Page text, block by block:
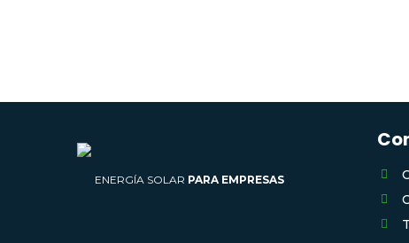
ENERGÍA SOLAR PARA EMPRESAS